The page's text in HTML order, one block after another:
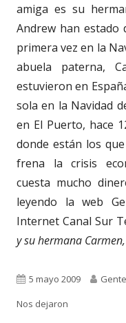
amiga es su
Andrew han estado
primera vez en la
abuela paterna,
estuvieron en
sola en la Navidad
en El Puerto, hace
donde están los
frena la crisis
cuesta mucho
leyendo la web
Internet Canal Sur
y su hermana
Publicado
el
5 mayo 2009 Autor
Nos dejaron